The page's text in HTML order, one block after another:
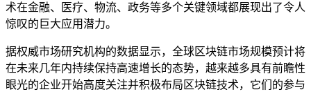
术在金融、医疗、物流、政务等多个关键领域都展现出了令人
惊叹的巨大应用潜力。
据权威市场研究机构的数据显示，全球区块链市场规模预计将
在未来几年内持续保持高速增长的态势，越来越多具有前瞻性
眼光的企业开始高度关注并积极布局区块链技术，它们的参与